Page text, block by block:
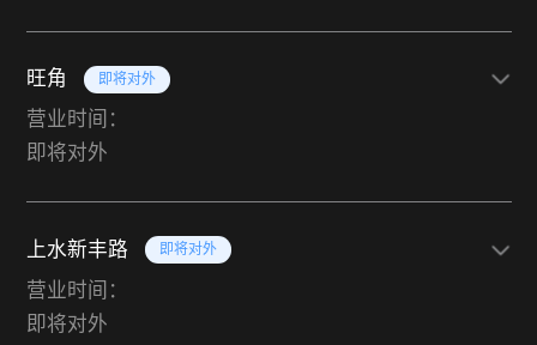
旺角 即将对外
营业时间：
即将对外
上水新丰路 即将对外
营业时间：
即将对外